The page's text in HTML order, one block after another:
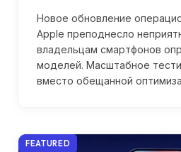
Новое обновление
Apple преподнесло
владельцам смартфонов
моделей. Масштабное
вместо обещанной
FEATURED